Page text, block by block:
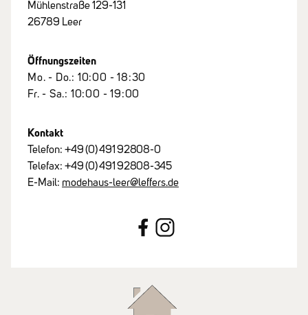
Mühlenstraße 129-131
26789 Leer
Öffnungszeiten
Mo. - Do.: 10:00 - 18:30
Fr. - Sa.: 10:00 - 19:00
Kontakt
Telefon: +49(0)491 92808-0
Telefax: +49(0)491 92808-345
E-Mail: modehaus-leer@leffers.de